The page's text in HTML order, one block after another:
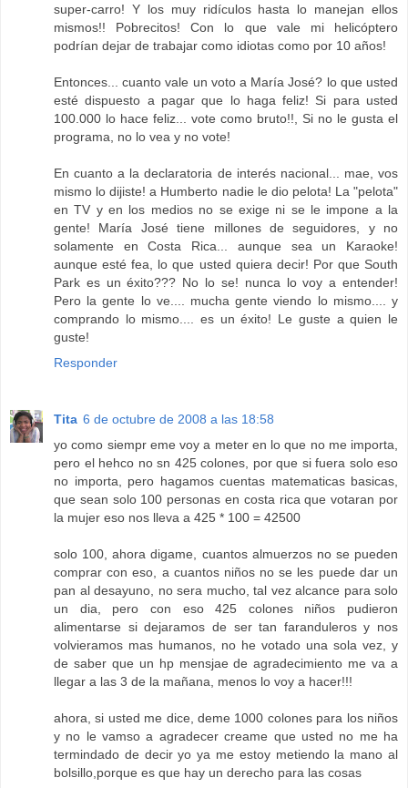
super-carro! Y los muy ridículos hasta lo manejan ellos
mismos!! Pobrecitos! Con lo que vale mi helicóptero
podrían dejar de trabajar como idiotas como por 10 años!
Entonces... cuanto vale un voto a María José? lo que usted
esté dispuesto a pagar que lo haga feliz! Si para usted
100.000 lo hace feliz... vote como bruto!!, Si no le gusta el
programa, no lo vea y no vote!
En cuanto a la declaratoria de interés nacional... mae, vos
mismo lo dijiste! a Humberto nadie le dio pelota! La "pelota"
en TV y en los medios no se exige ni se le impone a la
gente! María José tiene millones de seguidores, y no
solamente en Costa Rica... aunque sea un Karaoke!
aunque esté fea, lo que usted quiera decir! Por que South
Park es un éxito??? No lo se! nunca lo voy a entender!
Pero la gente lo ve.... mucha gente viendo lo mismo.... y
comprando lo mismo.... es un éxito! Le guste a quien le
guste!
Responder
Tita 6 de octubre de 2008 a las 18:58
yo como siempr eme voy a meter en lo que no me importa,
pero el hehco no sn 425 colones, por que si fuera solo eso
no importa, pero hagamos cuentas matematicas basicas,
que sean solo 100 personas en costa rica que votaran por
la mujer eso nos lleva a 425 * 100 = 42500
solo 100, ahora digame, cuantos almuerzos no se pueden
comprar con eso, a cuantos niños no se les puede dar un
pan al desayuno, no sera mucho, tal vez alcance para solo
un dia, pero con eso 425 colones niños pudieron
alimentarse si dejaramos de ser tan faranduleros y nos
volvieramos mas humanos, no he votado una sola vez, y
de saber que un hp mensjae de agradecimiento me va a
llegar a las 3 de la mañana, menos lo voy a hacer!!!
ahora, si usted me dice, deme 1000 colones para los niños
y no le vamso a agradecer creame que usted no me ha
termindado de decir yo ya me estoy metiendo la mano al
bolsillo,porque es que hay un derecho para las cosas